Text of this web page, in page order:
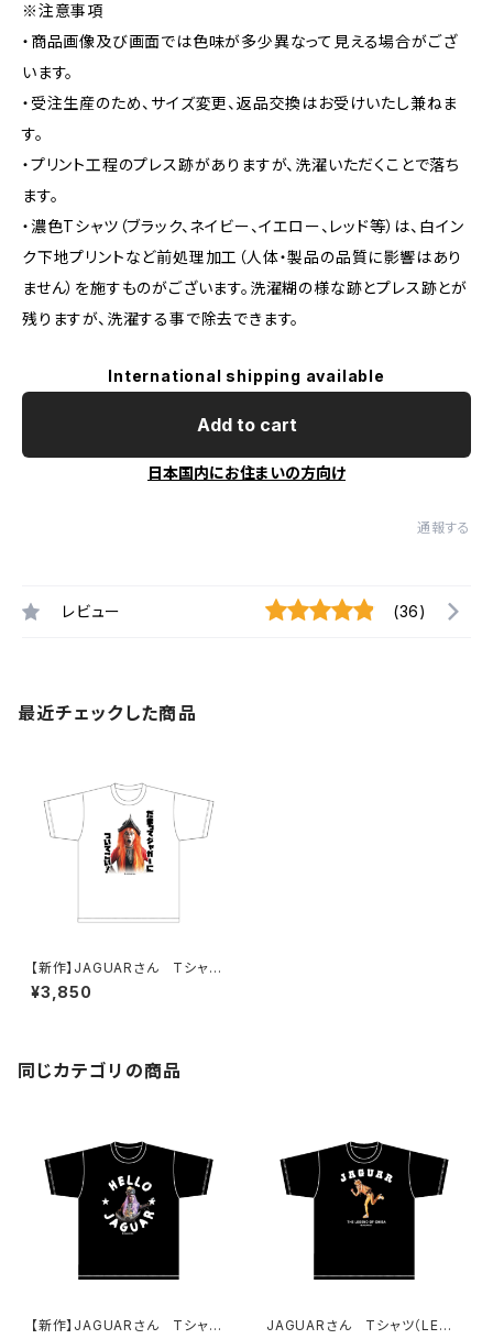
※注意事項
・商品画像及び画面では色味が多少異なって見える場合がござ
います。
・受注生産のため、サイズ変更、返品交換はお受けいたし兼ねま
す。
・プリント工程のプレス跡がありますが、洗濯いただくことで落ち
ます。
・濃色Tシャツ（ブラック、ネイビー、イエロー、レッド等）は、白イン
ク下地プリントなど前処理加工（人体・製品の品質に影響はあり
ません）を施すものがございます。洗濯糊の様な跡とプレス跡とが
残りますが、洗濯する事で除去できます。
International shipping available
Add to cart
日本国内にお住まいの方向け
通報する
レビュー (36)
最近チェックした商品
【新作】JAGUARさん Tシャツ
（だまってジャガーについてこ
い！A）White
¥3,850
同じカテゴリの商品
【新作】JAGUARさん Tシャツ
JAGUARさん Tシャツ（LEGE